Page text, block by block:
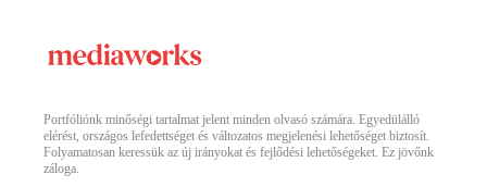
Portfóliónk minőségi tartalmat jelent minden olvasó számára. Egyedülálló
elérést, országos lefedettséget és változatos megjelenési lehetőséget biztosít.
Folyamatosan keressük az új irányokat és fejlődési lehetőségeket. Ez jövőnk
záloga.